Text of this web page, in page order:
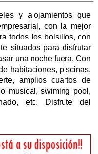
y alojamientos que
con la mejor
todos los bolsillos, con
situados para disfrutar
una noche fuera. Con
habitaciones, piscinas,
amplios cuartos de
musical, swiming pool,
etc. Disfrute del